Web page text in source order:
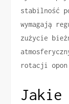
stabilność
wymagają
zużycie
rotacji opon
Jakie